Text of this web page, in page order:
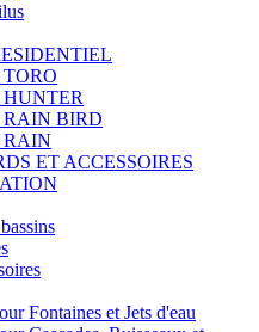
BIRD
ET ACCESSOIRES
Fontaines et Jets d'eau